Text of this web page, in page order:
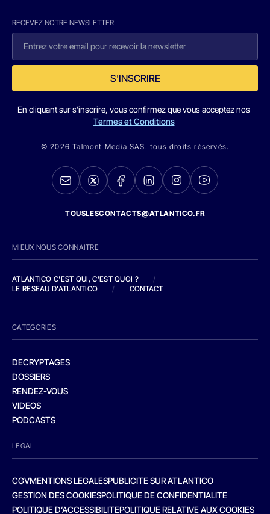
RECEVEZ NOTRE NEWSLETTER
S'INSCRIRE
En cliquant sur s'inscrire, vous confirmez que vous acceptez nos
Termes et Conditions
© 2026 Talmont Media SAS. tous droits réservés.
TOUSLESCONTACTS@ATLANTICO.FR
MIEUX NOUS CONNAITRE
ATLANTICO C'EST QUI, C'EST QUOI ?
/
LE RESEAU D'ATLANTICO
/ CONTACT
CATEGORIES
DECRYPTAGES
DOSSIERS
RENDEZ-VOUS
VIDEOS
PODCASTS
LEGAL
CGVMENTIONS LEGALESPUBLICITE SUR ATLANTICO
GESTION DES COOKIESPOLITIQUE DE CONFIDENTIALITE
POLITIQUE D’ACCESSIBILITEPOLITIQUE RELATIVE AUX COOKIES